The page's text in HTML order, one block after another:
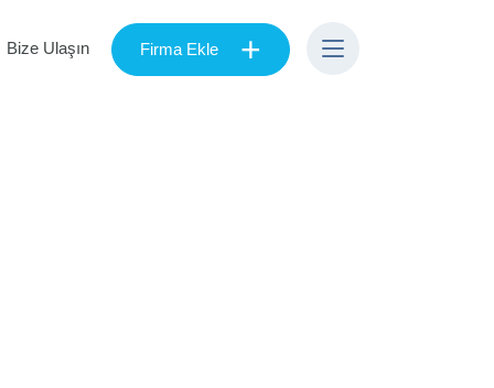
Bize Ulaşın Firma Ekle +